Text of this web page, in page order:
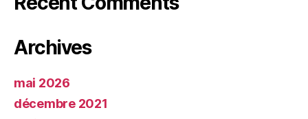
Archives
mai 2026
décembre 2021